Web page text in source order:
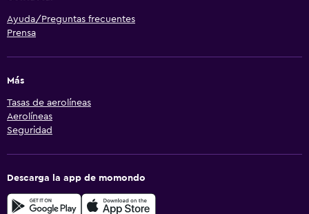
Ayuda/Preguntas frecuentes
Prensa
Más
Tasas de aerolíneas
Aerolíneas
Seguridad
Descarga la app de momondo